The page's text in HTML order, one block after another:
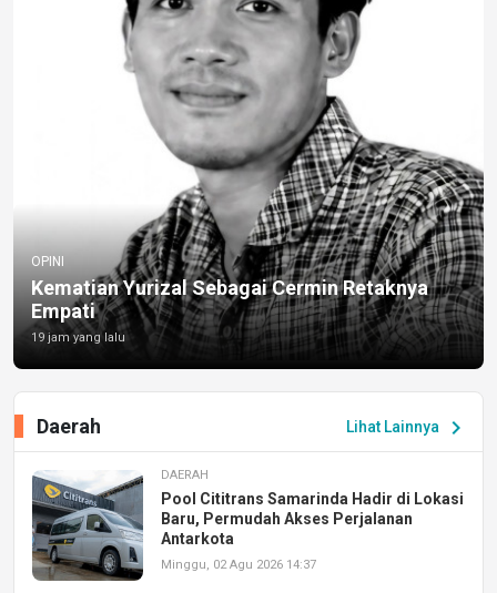
OPINI
Kematian Yurizal Sebagai Cermin Retaknya
Empati
19 jam yang lalu
Lihat Lainnya chevron_right
Daerah
DAERAH
Pool Cititrans Samarinda Hadir di Lokasi
Baru, Permudah Akses Perjalanan
Antarkota
Minggu, 02 Agu 2026 14:37